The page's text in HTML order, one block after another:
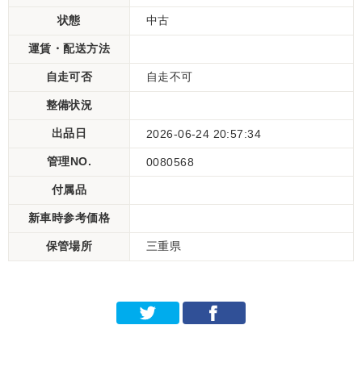
状態 中古
運賃・配送方法
自走可否 自走不可
整備状況
出品日 2026-06-24 20:57:34
管理NO. 0080568
付属品
新車時参考価格
保管場所 三重県